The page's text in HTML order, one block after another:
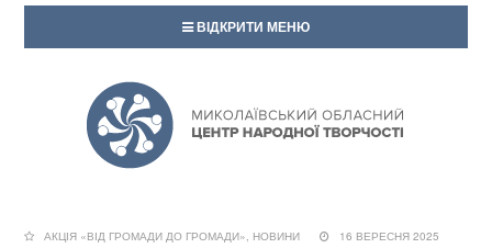
ВІДКРИТИ МЕНЮ
АКЦІЯ «ВІД ГРОМАДИ ДО ГРОМАДИ», НОВИНИ
16 ВЕРЕСНЯ 2025